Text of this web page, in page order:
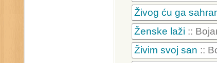
Živog ću ga
Ženske laži ::
Živim svoj san ::